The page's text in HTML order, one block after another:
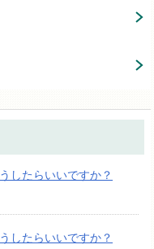
したらいいですか？
したらいいですか？